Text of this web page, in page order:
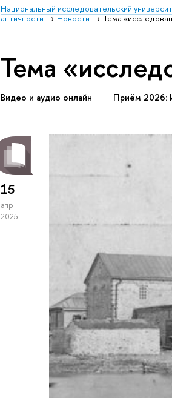
Национальный исследовательский
античности
Новости Тема
Тема
Видео и аудио онлайн Приём 2026:
15
апр
2025